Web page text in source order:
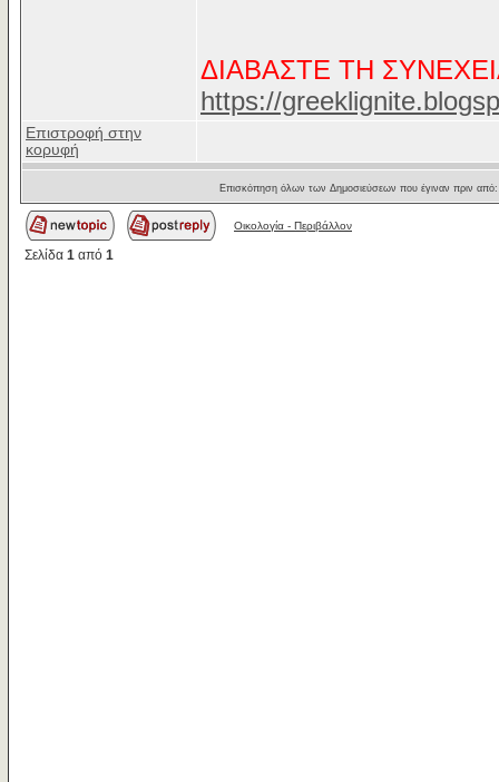
ΔΙΑΒΑΣΤΕ ΤΗ
https://
Επιστροφή στην
κορυφή
Επισκόπηση όλων των Δημοσιεύσεων που έγιναν πριν
Οικολογία - Περιβάλλον
Σελίδα 1 από 1